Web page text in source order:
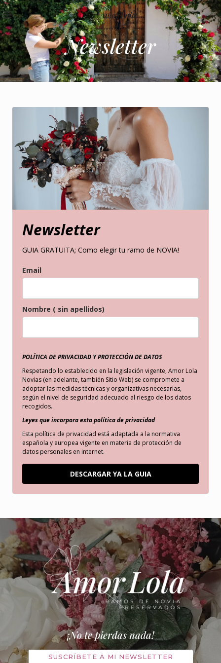
Newsletter
Newsletter
GUIA GRATUITA; Como elegir tu ramo de NOVIA!
Email
Nombre ( sin apellidos)
POLÍTICA DE PRIVACIDAD Y PROTECCIÓN DE DATOS
Respetando lo establecido en la legislación vigente,Amor Lola
Novias (en adelante, también Sitio Web) se compromete a
adoptar las medidas técnicas y organizativas necesarias,
según el nivel de seguridad adecuado al riesgo de los datos
recogidos.
Leyes que incorpora esta política de privacidad
Esta política de privacidad está adaptada a la normativa
española y europea vigente en materia de protección de
datos personales en internet.
DESCARGAR YA LA GUIA
¡No te pierdas nada!
SUSCRÍBETE A MI NEWSLETTER